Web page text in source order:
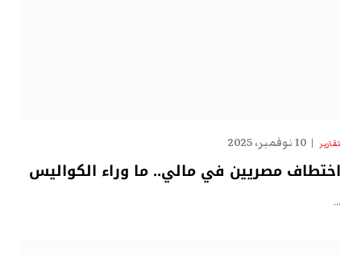
تقارير 10 نوفمبر، 2025
اختطاف مصريين في مالي.. ما وراء الكواليس
…